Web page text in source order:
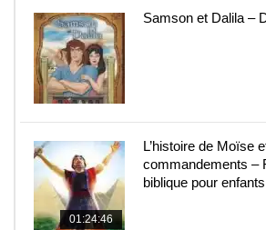
Samson et Dalila –
01:24:46
L’histoire de Moïse
commandements –
biblique pour enfants